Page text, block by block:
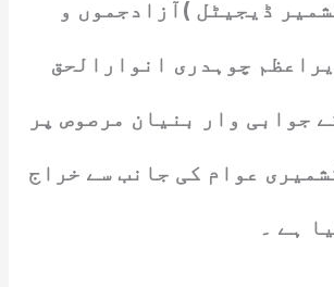
ڈیجیٹل )آزادجموں و
چوہدری انوارالحق
جوابی وار بنیان مرصوص پر
عوام کی جانب سے خراج
ہے ۔